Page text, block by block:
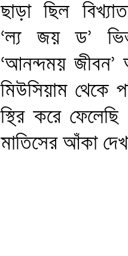
ছাড়া ছিল
‘ল্য জয় ড’
‘আনন্দময় জীবন’
মিউসিয়াম থেকে
স্থির করে
মাতিসের আঁকা